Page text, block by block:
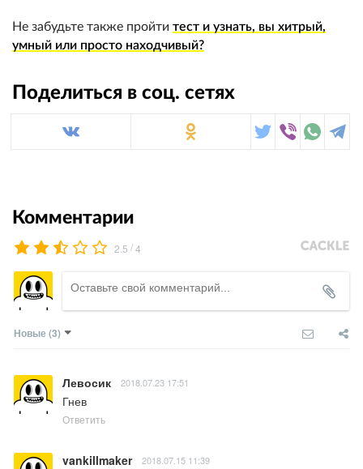
Не забудьте также пройти тест и узнать, вы хитрый,
умный или просто находчивый?
Поделиться в соц. сетях
Комментарии
2.5 /4
Новые (3)
Левосик 2018.07.23 17:51
Гнев
Ответить
vankillmaker 2018.07.15 11:39